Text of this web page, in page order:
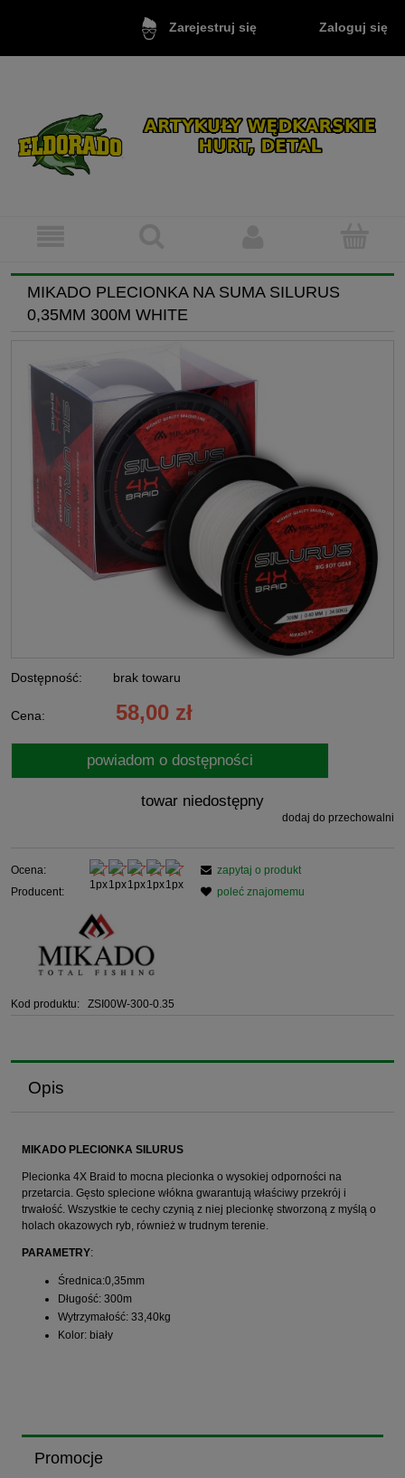
Zarejestruj się Zaloguj się
MIKADO PLECIONKA NA SUMA SILURUS
0,35MM 300M WHITE
Dostępność: brak towaru
Cena: 58,00 zł
powiadom o dostępności
towar niedostępny
dodaj do przechowalni
Ocena:
Producent:
Kod produktu: ZSI00W-300-0.35
zapytaj o produkt
poleć znajomemu
Opis
MIKADO PLECIONKA SILURUS
Plecionka 4X Braid to mocna plecionka o wysokiej odporności na
przetarcia. Gęsto splecione włókna gwarantują właściwy przekrój i
trwałość. Wszystkie te cechy czynią z niej plecionkę stworzoną z myślą o
holach okazowych ryb, również w trudnym terenie.
PARAMETRY:
Średnica:0,35mm
Długość: 300m
Wytrzymałość: 33,40kg
Kolor: biały
Promocje